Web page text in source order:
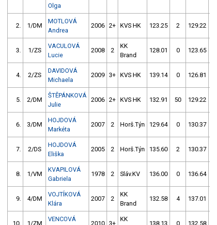
Olga
2. 1/DM
MOTLOVÁ
Andrea
2006 2+ KVS HK 123.25 2 129.22
3. 1/ZS
VACULOVÁ
Lucie
2008 2
KK
Brand
128.01 0 123.65
4. 2/ZS
DAVIDOVÁ
Michaela
2009 3+ KVS HK 139.14 0 126.81
5. 2/DM
ŠTĚPÁNKOVÁ
Julie
2006 2+ KVS HK 132.91 50 129.22
6. 3/DM
HOJDOVÁ
Markéta
2007 2 Horš.Týn 129.64 0 130.37
7. 2/DS
HOJDOVÁ
Eliška
2005 2 Horš.Týn 135.60 2 130.37
8. 1/VM
KVAPILOVÁ
Gabriela
1978 2 Sláv.KV 136.00 0 136.64
9. 4/DM
VOJTÍKOVÁ
Klára
2007 2
KK
Brand
132.58 4 137.01
10. 1/ZM
VENCOVÁ
2010 3+
KK
138.13 0 132.58